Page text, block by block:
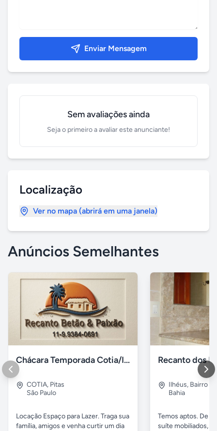
Enviar Mensagem
Sem avaliações ainda
Seja o primeiro a avaliar este anunciante!
Localização
Ver no mapa (abrirá em uma janela)
Anúncios Semelhantes
Chácara Temporada Cotia/Itapevi
COTIA, Pitas
São Paulo
Locação Espaço para Lazer. Traga sua
família, amigos e venha curtir um dia
Recanto dos
Ilhéus, Bairro
Bahia
Temos aptos. De
suíte mobiliados,